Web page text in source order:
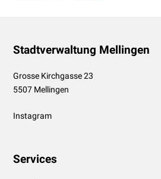
Footer
Stadtverwaltung Mellingen
Grosse Kirchgasse 23
5507 Mellingen
Instagram
Services